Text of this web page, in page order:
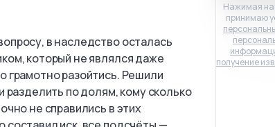
в наследство осталась
который не являлся даже
грамотно разойтись. Решили
разделить по долям, кому сколько
не справились в этих
Нажимая на
принимаю
получение